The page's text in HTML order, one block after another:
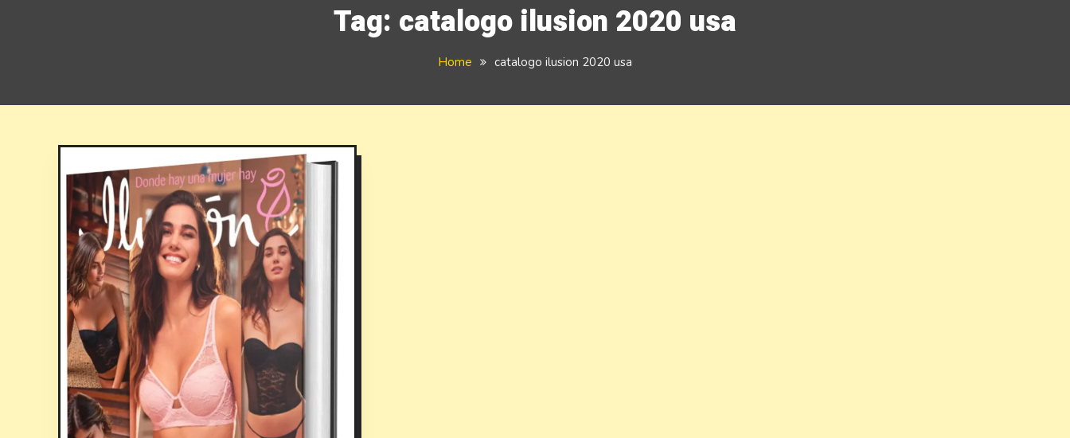
Tag: catalogo ilusion 2020 usa
Home catalogo ilusion 2020 usa